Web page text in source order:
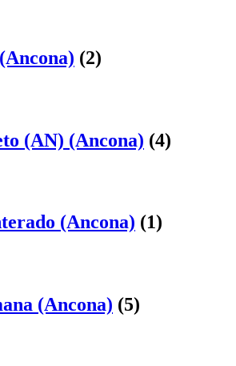
(2)
(AN) (Ancona) (4)
(Ancona) (1)
(Ancona) (5)